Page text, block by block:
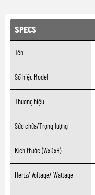
SPECS
Tên
Số hiệu Model
Thương hiệu
Sức chứa/Trọng lượng
Kích thước (WxDxH)
Hertz/ Voltage/ Wattage